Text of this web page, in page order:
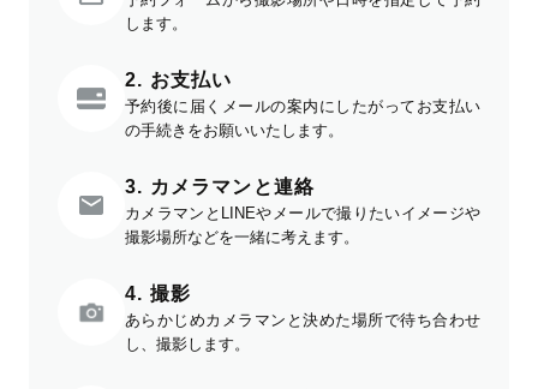
します。
2. お支払い
予約後に届くメールの案内にしたがってお支払い
の手続きをお願いいたします。
3. カメラマンと連絡
カメラマンとLINEやメールで撮りたいイメージや
撮影場所などを一緒に考えます。
4. 撮影
あらかじめカメラマンと決めた場所で待ち合わせ
し、撮影します。